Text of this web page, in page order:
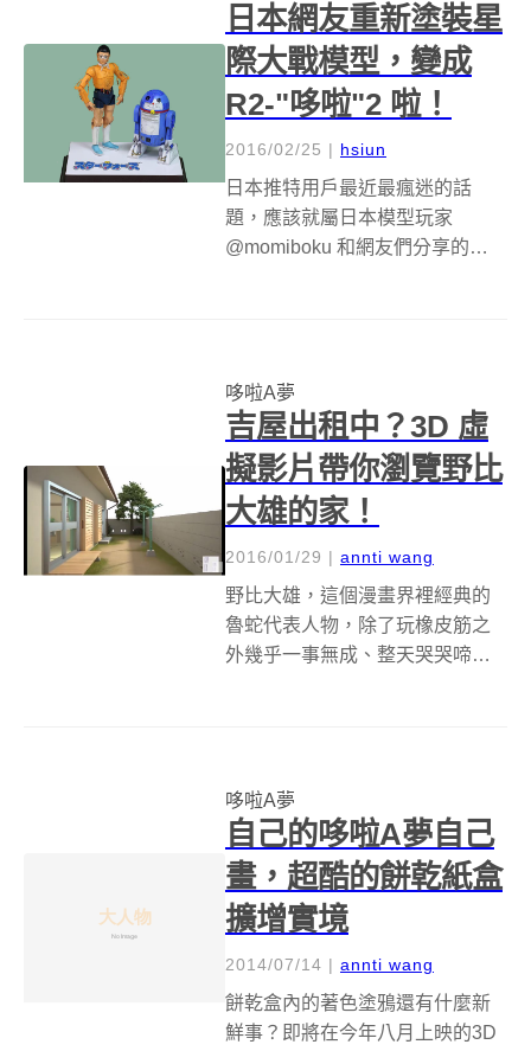
日本網友重新塗裝星
際大戰模型，變成
R2-"哆啦"2 啦！
2016/02/25 | hsiun
日本推特用戶最近最瘋迷的話
題，應該就屬日本模型玩家
@momiboku 和網友們分享的哆啦
的哆啦A夢和大雄，可是 @m...
哆啦A夢
吉屋出租中？3D 虛
擬影片帶你瀏覽野比
大雄的家！
2016/01/29 | annti wang
野比大雄，這個漫畫界裡經典的
魯蛇代表人物，除了玩橡皮筋之
外幾乎一事無成、整天哭哭啼
粉絲(雖然大家愛的都是哆啦A夢
XD)。 在作...
哆啦A夢
自己的哆啦A夢自己
畫，超酷的餅乾紙盒
擴增實境
2014/07/14 | annti wang
餅乾盒內的著色塗鴉還有什麼新
鮮事？即將在今年八月上映的3D